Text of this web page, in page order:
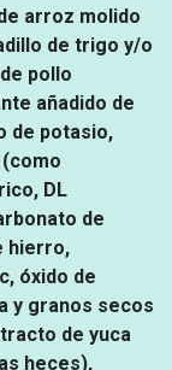
arroz molido
de trigo y/o
pollo
añadido de
de potasio,
DL
de
hierro,
óxido de
y granos secos
de yuca
heces),